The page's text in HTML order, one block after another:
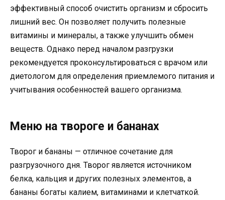
эффективный способ очистить организм и сбросить
лишний вес. Он позволяет получить полезные
витамины и минералы, а также улучшить обмен
веществ. Однако перед началом разгрузки
рекомендуется проконсультироваться с врачом или
диетологом для определения приемлемого питания и
учитывания особенностей вашего организма.
Меню на твороге и бананах
Творог и бананы — отличное сочетание для
разгрузочного дня. Творог является источником
белка, кальция и других полезных элементов, а
бананы богаты калием, витаминами и клетчаткой.